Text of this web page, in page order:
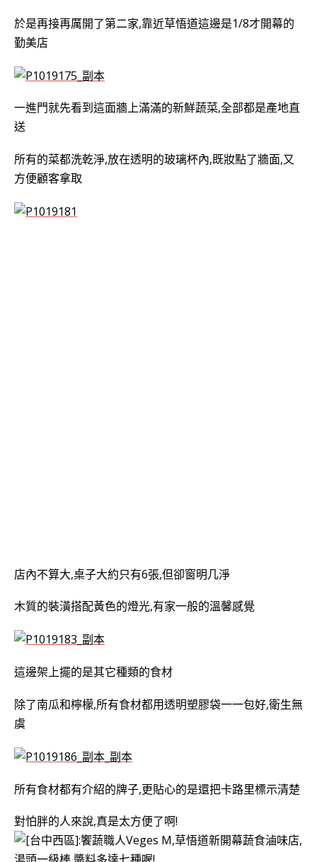
於是再接再厲開了第二家,靠近草悟道這邊是1/8才開幕的
勤美店
一進門就先看到這面牆上滿滿的新鮮蔬菜,全部都是產地直
送
所有的菜都洗乾淨,放在透明的玻璃杯內,既妝點了牆面,又
方便顧客拿取
店內不算大,桌子大約只有6張,但卻窗明几淨
木質的裝潢搭配黃色的燈光,有家一般的溫馨感覺
這邊架上擺的是其它種類的食材
除了南瓜和檸檬,所有食材都用透明塑膠袋一一包好,衛生無
虞
所有食材都有介紹的牌子,更貼心的是還把卡路里標示清楚
對怕胖的人來說,真是太方便了啊!